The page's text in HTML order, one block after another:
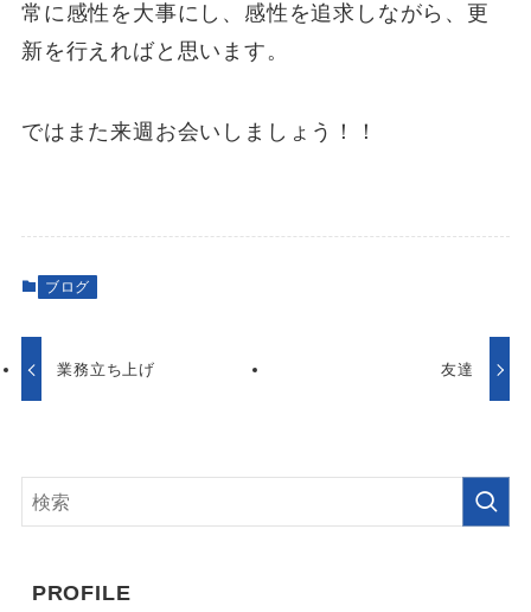
常に感性を大事にし、感性を追求しながら、更
新を行えればと思います。
ではまた来週お会いしましょう！！
ブログ
業務立ち上げ 友達
PROFILE